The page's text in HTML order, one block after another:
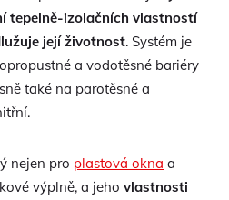
tepelně-izolačních vlastností
její životnost. Systém je
a vodotěsné bariéry
také na parotěsné a
nejen pro plastová okna a
výplně, a jeho vlastnosti